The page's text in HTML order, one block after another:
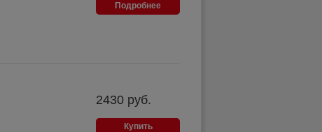
Подробнее
2430 руб.
Купить